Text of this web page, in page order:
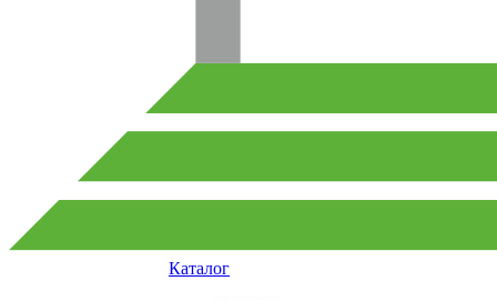
Каталог